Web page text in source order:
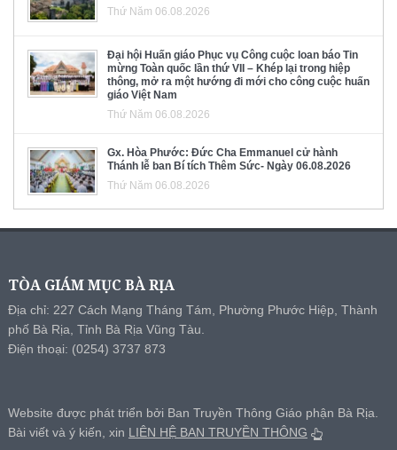
Thứ Năm 06.08.2026
Đại hội Huấn giáo Phục vụ Công cuộc loan báo Tin
mừng Toàn quốc lần thứ VII – Khép lại trong hiệp
thông, mở ra một hướng đi mới cho công cuộc huấn
giáo Việt Nam
Thứ Năm 06.08.2026
Gx. Hòa Phước: Đức Cha Emmanuel cử hành
Thánh lễ ban Bí tích Thêm Sức- Ngày 06.08.2026
Thứ Năm 06.08.2026
TÒA GIÁM MỤC BÀ RỊA
Địa chỉ: 227 Cách Mạng Tháng Tám, Phường Phước Hiệp, Thành
phố Bà Rịa, Tỉnh Bà Rịa Vũng Tàu.
Điện thoại: (0254) 3737 873
Website được phát triển bởi Ban Truyền Thông Giáo phận Bà Rịa.
Bài viết và ý kiến, xin LIÊN HỆ BAN TRUYỀN THÔNG